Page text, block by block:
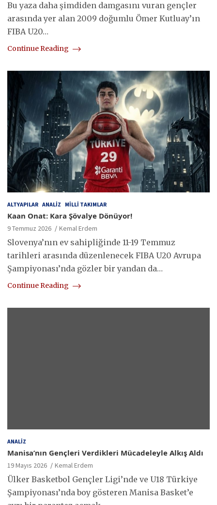
Bu yaza daha şimdiden damgasını vuran gençler
arasında yer alan 2009 doğumlu Ömer Kutluay’ın
FIBA U20…
Continue Reading
ALTYAPILAR ANALIZ MILLI TAKIMLAR
Kaan Onat: Kara Şövalye Dönüyor!
9 Temmuz 2026 Kemal Erdem
Slovenya’nın ev sahipliğinde 11-19 Temmuz
tarihleri arasında düzenlenecek FIBA U20 Avrupa
Şampiyonası’nda gözler bir yandan da…
Continue Reading
ANALIZ
Manisa’nın Gençleri Verdikleri Mücadeleyle Alkış Aldı
19 Mayıs 2026 Kemal Erdem
Ülker Basketbol Gençler Ligi’nde ve U18 Türkiye
Şampiyonası’nda boy gösteren Manisa Basket’e